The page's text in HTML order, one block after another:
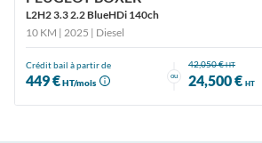
L2H2 3.3 2.2 BlueHDi 140ch
10 KM | 2025 | Diesel
Crédit bail à partir de
449 €HT/mois
ou
42,050 €HT
24,500 € HT